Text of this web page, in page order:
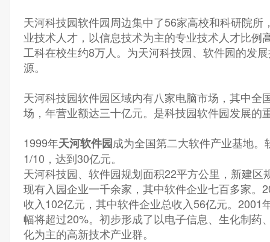
天河科技园软件园周边集中了56家高校和科研院所
业技术人才，以信息技术为主的专业技术人才比例
工科在校生约8万人。为天河科技园、软件园的发
源。
天河科技园软件园区域内有八家电脑市场，其中全
场，年营业额达三十亿元。是科技园软件园发展的
1999年天河软件园成为全国第二大软件产业基地。
1/10，达到30亿元。
天河科技园、软件园规划面积22平方公里，新建区
现有入园企业一千余家，其中软件企业七百多家。
收入102亿元，其中软件企业总收入56亿元。2001
幅将超过20%。初步形成了以电子信息、生化制药
化为主的高新技术产业群。